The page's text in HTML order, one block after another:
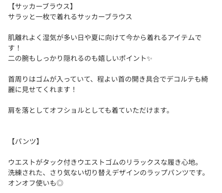
【サッカーブラウス】
サラッと一枚で着れるサッカーブラウス
肌離れよく湿気が多い日や夏に向けて今から着れるアイテムで
す！
二の腕もしっかり隠れるのも嬉しいポイント✨
首周りはゴムが入っていて、程よい首の開き具合でデコルテも綺
麗に見せてくれます！
肩を落としてオフショルとしても着ていただけます。
【パンツ】
ウエストがタック付きウエストゴムのリラックスな履き心地。
洗練された、さり気ない切り替えデザインのラップパンツです。
オンオフ使いも◎